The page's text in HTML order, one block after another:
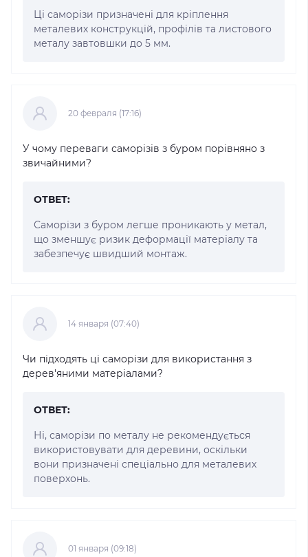
Ці саморізи призначені для кріплення
металевих конструкцій, профілів та листового
металу завтовшки до 5 мм.
20 февраля (17:16)
У чому переваги саморізів з буром порівняно з
звичайними?
ОТВЕТ:
Саморізи з буром легше проникають у метал,
що зменшує ризик деформації матеріалу та
забезпечує швидший монтаж.
14 января (07:40)
Чи підходять ці саморізи для використання з
дерев'яними матеріалами?
ОТВЕТ:
Ні, саморізи по металу не рекомендується
використовувати для деревини, оскільки
вони призначені спеціально для металевих
поверхонь.
01 января (09:18)